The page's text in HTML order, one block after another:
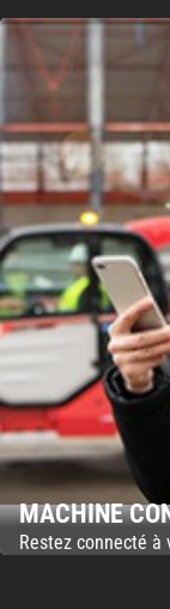
MACHINE
Restez connecté